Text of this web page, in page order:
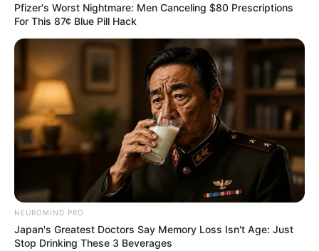
Base Turf solide et logique du
Tiercé Quinté du jour
La base turf logique et incontournable du Tiercé
Quarté Quinté du jour, soit des chevaux parmi les
plus cités de la presse du Turf d’où on l’espère une
véritable base fiable et logique.
8 HELLES
2 SEA BREAKER
Pfizer's Worst Nightmare: Men Canceling $80 Prescriptions
For This 87¢ Blue Pill Hack
NEUROMIND PRO
Japan's Greatest Doctors Say Memory Loss Isn't Age: Just
Stop Drinking These 3 Beverages